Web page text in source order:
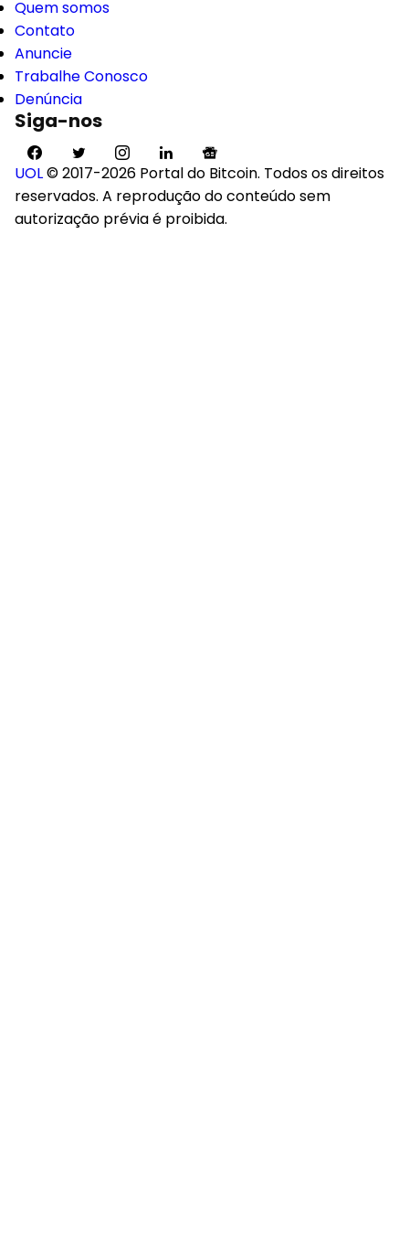
Quem somos
Contato
Anuncie
Trabalhe Conosco
Denúncia
Siga-nos
UOL© 2017-2026 Portal do Bitcoin. Todos os direitos
reservados. A reprodução do conteúdo sem
autorização prévia é proibida.